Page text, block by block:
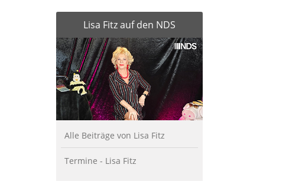
Lisa Fitz auf den NDS
Alle Beiträge von Lisa Fitz
Termine - Lisa Fitz